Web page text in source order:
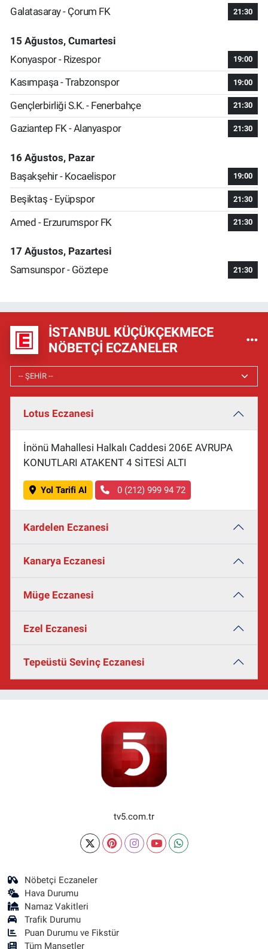
Galatasaray - Çorum FK
21:30
15 Ağustos, Cumartesi
Konyaspor - Rizespor
19:00
Kasımpaşa - Trabzonspor 19:00
Gençlerbirliği S.K. - Fenerbahçe 21:30
Gaziantep FK - Alanyaspor 21:30
16 Ağustos, Pazar
Başakşehir - Kocaelispor
19:00
Beşiktaş - Eyüpspor 21:30
Amed - Erzurumspor FK 21:30
17 Ağustos, Pazartesi
Samsunspor - Göztepe
21:30
İSTANBUL KÜÇÜKÇEKMECE
NÖBETÇI ECZANELER
Lotus Eczanesi
İnönü Mahallesi Halkalı Caddesi 206E AVRUPA
KONUTLARI ATAKENT 4 SİTESİ ALTI
Yol Tarifi Al 0 (212) 999 94 72
Kardelen Eczanesi
Kanarya Eczanesi
Müge Eczanesi
Ezel Eczanesi
Tepeüstü Sevinç Eczanesi
tv5.com.tr
Nöbetçi Eczaneler
Hava Durumu
Namaz Vakitleri
Trafik Durumu
Puan Durumu ve Fikstür
Tüm Manşetler